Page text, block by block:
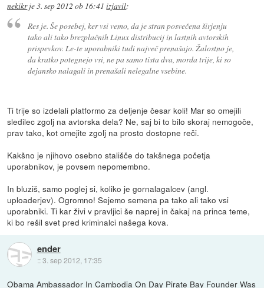
nekikrje3. sep 2012 ob 16:41 izjavil:
Res je. Še posebej, ker vsi vemo, da je stran posvečena širjenju
tako ali tako brezplačnih Linux distribucij in lastnih avtorskih
prispevkov. Le-te uporabniki tudi največ prenašajo. Žalostno je,
da kratko potegnejo vsi, ne pa samo tista dva, morda trije, ki so
dejansko nalagali in prenašali nelegalne vsebine.
Ti trije so izdelali platformo za deljenje česar koli! Mar so omejili
sledilec zgolj na avtorska dela? Ne, saj bi to bilo skoraj nemogoče,
prav tako, kot omejite zgolj na prosto dostopne reči.
Kakšno je njihovo osebno stališče do takšnega početja
uporabnikov, je povsem nepomembno.
In bluziš, samo poglej si, koliko je gornalagalcev (angl.
uploaderjev). Ogromno! Sejemo semena pa tako ali tako vsi
uporabniki. Ti kar živi v pravljici še naprej in čakaj na princa teme,
ki bo rešil svet pred kriminalci našega kova.
ender
::3. sep 2012, 17:35
Obama Ambassador In Cambodia On Day Pirate Bay Founder Was